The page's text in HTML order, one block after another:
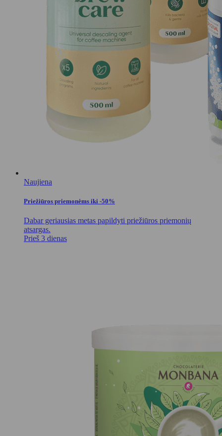
Naujiena
Priežiūros priemonėms iki -50%
Dabar geriausias metas papildyti priežiūros priemonių
atsargas.
Prieš 3 dienas